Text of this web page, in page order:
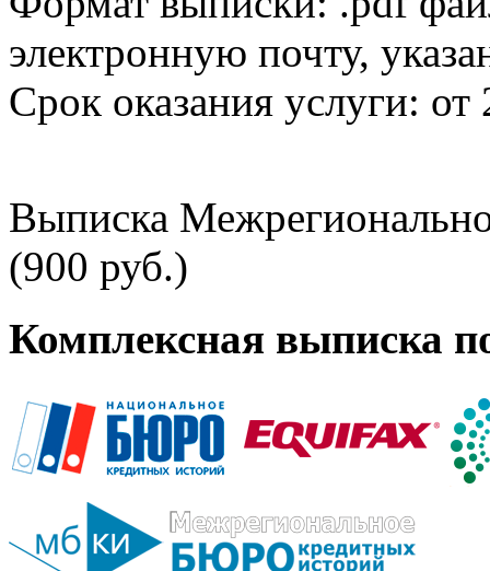
электронную почту,
Срок оказания услуги: от
Выписка
(900 руб.)
Комплексная выписка